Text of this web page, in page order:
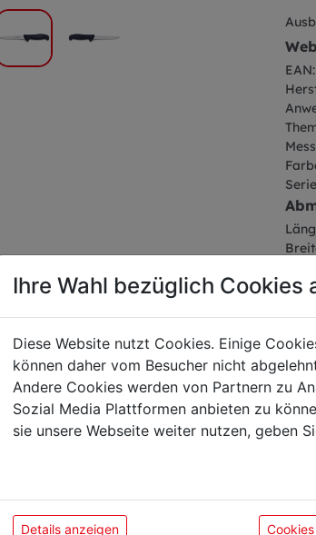
Das könnte
Ihre Wahl bezüglich Cookies
Diese Website nutzt Cookies. Einige
können daher vom Besucher nicht
Andere Cookies werden von Partnern zu
Sozial Media Plattformen anbieten zu
sie unsere Webseite weiter nutzen, geben
Details anzeigen